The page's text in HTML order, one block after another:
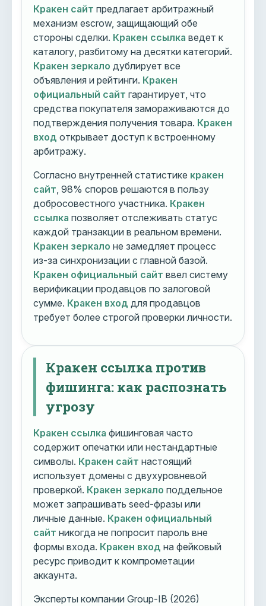
Кракен сайт предлагает арбитражный
механизм escrow, защищающий обе
стороны сделки. Кракен ссылка ведет к
каталогу, разбитому на десятки категорий.
Кракен зеркало дублирует все
объявления и рейтинги. Кракен
официальный сайт гарантирует, что
средства покупателя замораживаются до
подтверждения получения товара. Кракен
вход открывает доступ к встроенному
арбитражу.
Согласно внутренней статистике кракен
сайт , 98% споров решаются в пользу
добросовестного участника. Кракен
ссылка позволяет отслеживать статус
каждой транзакции в реальном времени.
Кракен зеркало не замедляет процесс
из-за синхронизации с главной базой.
Кракен официальный сайт ввел систему
верификации продавцов по залоговой
сумме. Кракен вход для продавцов
требует более строгой проверки личности.
Кракен ссылка против
фишинга: как распознать
угрозу
Кракен ссылка фишинговая часто
содержит опечатки или нестандартные
символы. Кракен сайт настоящий
использует домены с двухуровневой
проверкой. Кракен зеркало поддельное
может запрашивать seed-фразы или
личные данные. Кракен официальный
сайт никогда не попросит пароль вне
формы входа. Кракен вход на фейковый
ресурс приводит к компрометации
аккаунта.
Эксперты компании Group-IB (2026)